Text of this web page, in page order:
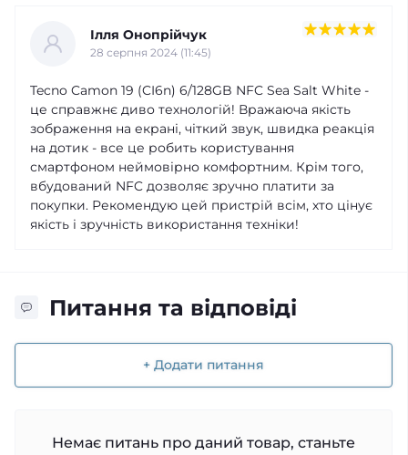
Ілля Онопрійчук
28 серпня 2024 (11:45)
Tecno Camon 19 (CI6n) 6/128GB NFC Sea Salt White -
це справжнє диво технологій! Вражаюча якість
зображення на екрані, чіткий звук, швидка реакція
на дотик - все це робить користування
смартфоном неймовірно комфортним. Крім того,
вбудований NFC дозволяє зручно платити за
покупки. Рекомендую цей пристрій всім, хто цінує
якість і зручність використання техніки!
Питання та відповіді
+ Додати питання
Немає питань про даний товар, станьте